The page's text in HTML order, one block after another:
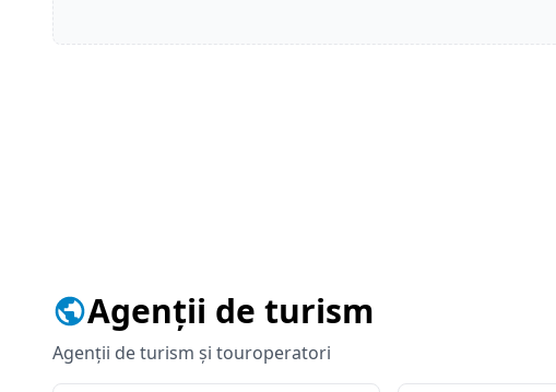
Agenții de turism
Agenții de turism și touroperatori